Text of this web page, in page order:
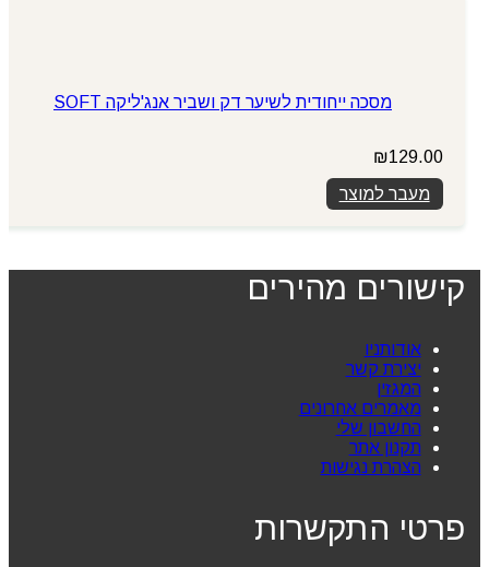
מסכה ייחודית לשיער דק ושביר אנג'ליקה SOFT
₪129.00
מעבר למוצר
קישורים מהירים
אודותניו
יצירת קשר
המגזין
מאמרים אחרונים
החשבון שלי
תקנון אתר
הצהרת נגישות
פרטי התקשרות